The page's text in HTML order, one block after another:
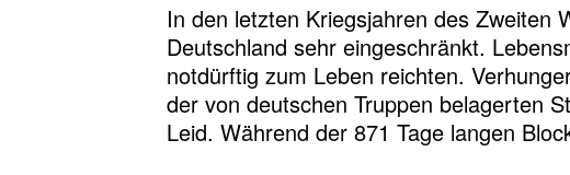
In den letzten Kriegsjahren des Zweiten
Deutschland sehr eingeschränkt.
notdürftig zum Leben reichten.
der von deutschen Truppen belagerten
Leid. Während der 871 Tage langen